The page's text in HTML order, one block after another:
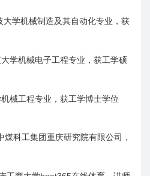
大学机械制造及其自动化专业 ，获
学机械电子工程专业 ，获工学硕
机械工程专业，获工学博士学位
煤科工集团重庆研究院有限公司，